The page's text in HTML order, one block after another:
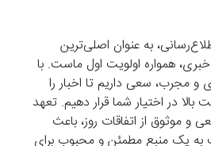
به عنوان اصلی‌ترین
همواره اولویت اول ماست. با
و مجرب، سعی داریم تا اخبار را
در اختیار شما قرار دهیم. تعهد
و موثوق از اتفاقات روز، باعث
یک منبع مطمئن و محبوب برای